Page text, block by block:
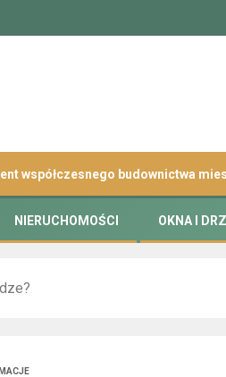
budownictwa
NIERUCHOMOŚCI OKNA I